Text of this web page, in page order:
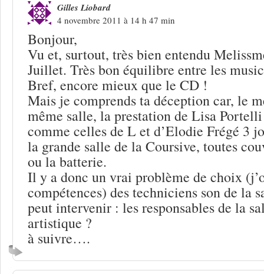
Gilles Liobard
4 novembre 2011 à 14 h 47 min
Bonjour,
Vu et, surtout, très bien entendu
Juillet. Très bon équilibre entre les
Bref, encore mieux que le CD !
Mais je comprends ta déception car, le
même salle, la prestation de Lisa
comme celles de L et d’Elodie Frégé 3
la grande salle de la Coursive, toutes
ou la batterie.
Il y a donc un vrai problème de choix
compétences) des techniciens son de la
peut intervenir : les responsables de la
artistique ?
à suivre….